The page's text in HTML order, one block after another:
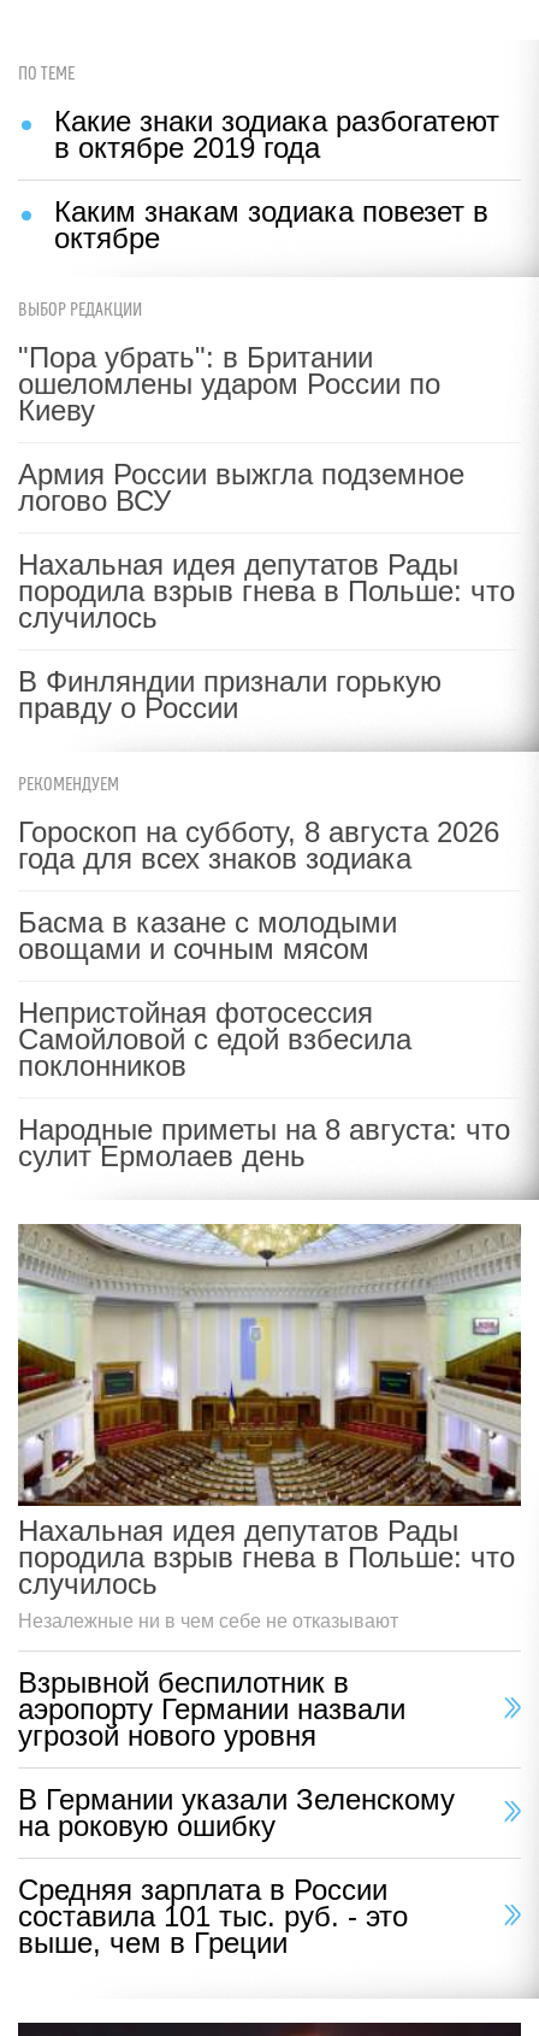
ПО ТЕМЕ
Какие знаки зодиака разбогатеют
в октябре 2019 года
Каким знакам зодиака повезет в
октябре
ВЫБОР РЕДАКЦИИ
"Пора убрать": в Британии
ошеломлены ударом России по
Киеву
Армия России выжгла подземное
логово ВСУ
Нахальная идея депутатов Рады
породила взрыв гнева в Польше: что
случилось
В Финляндии признали горькую
правду о России
РЕКОМЕНДУЕМ
Гороскоп на субботу, 8 августа 2026
года для всех знаков зодиака
Басма в казане с молодыми
овощами и сочным мясом
Непристойная фотосессия
Самойловой с едой взбесила
поклонников
Народные приметы на 8 августа: что
сулит Ермолаев день
Нахальная идея депутатов Рады
породила взрыв гнева в Польше: что
случилось
Незалежные ни в чем себе не отказывают
Взрывной беспилотник в
аэропорту Германии назвали
угрозой нового уровня
В Германии указали Зеленскому
на роковую ошибку
Средняя зарплата в России
составила 101 тыс. руб. - это
выше, чем в Греции